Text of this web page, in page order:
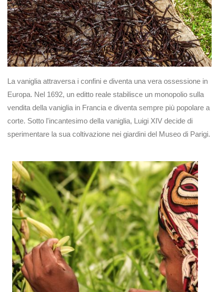
La vaniglia attraversa i confini e diventa una vera ossessione in
Europa. Nel 1692, un editto reale stabilisce un monopolio sulla
vendita della vaniglia in Francia e diventa sempre più popolare a
corte. Sotto l'incantesimo della vaniglia, Luigi XIV decide di
sperimentare la sua coltivazione nei giardini del Museo di Parigi.